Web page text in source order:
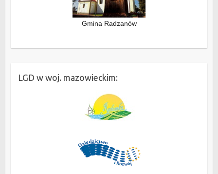
Gmina Radzanów
LGD w woj. mazowieckim: